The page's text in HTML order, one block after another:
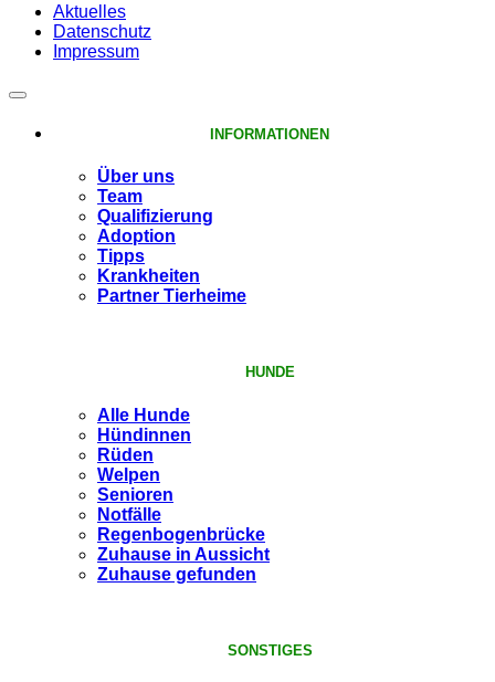
Aktuelles
Datenschutz
Impressum
INFORMATIONEN
Über uns
Team
Qualifizierung
Adoption
Tipps
Krankheiten
Partner Tierheime
HUNDE
Alle Hunde
Hündinnen
Rüden
Welpen
Senioren
Notfälle
Regenbogenbrücke
Zuhause in Aussicht
Zuhause gefunden
SONSTIGES